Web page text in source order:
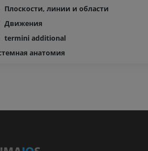
Плоскости, линии и области
Движения
termini additional
анатомия